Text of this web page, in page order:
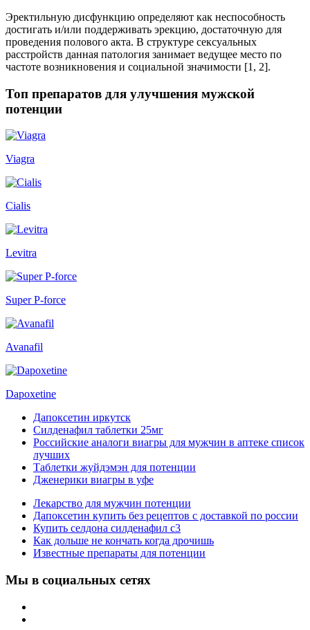
Эректильную дисфункцию определяют как неспособность
достигать и/или поддерживать эрекцию, достаточную для
проведения полового акта. В структуре сексуальных
расстройств данная патология занимает ведущее место по
частоте возникновения и социальной значимости [1, 2].
Топ препаратов для улучшения мужской
потенции
Viagra
Cialis
Levitra
Super P-force
Avanafil
Dapoxetine
Дапоксетин иркутск
Силденафил таблетки 25мг
Российские аналоги виагры для мужчин в аптеке список
лучших
Таблетки жуйдэмэн для потенции
Дженерики виагры в уфе
Лекарство для мужчин потенции
Дапоксетин купить без рецептов с доставкой по россии
Купить селдона силденафил с3
Как дольше не кончать когда дрочишь
Известные препараты для потенции
Мы в социальных сетях